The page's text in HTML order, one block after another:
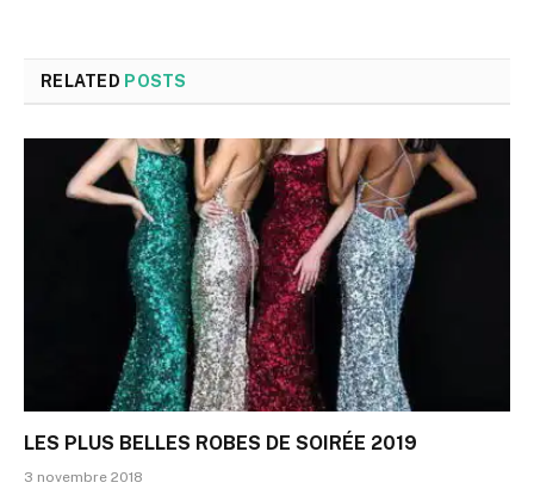
RELATED POSTS
LES PLUS BELLES ROBES DE SOIRÉE 2019
3 novembre 2018